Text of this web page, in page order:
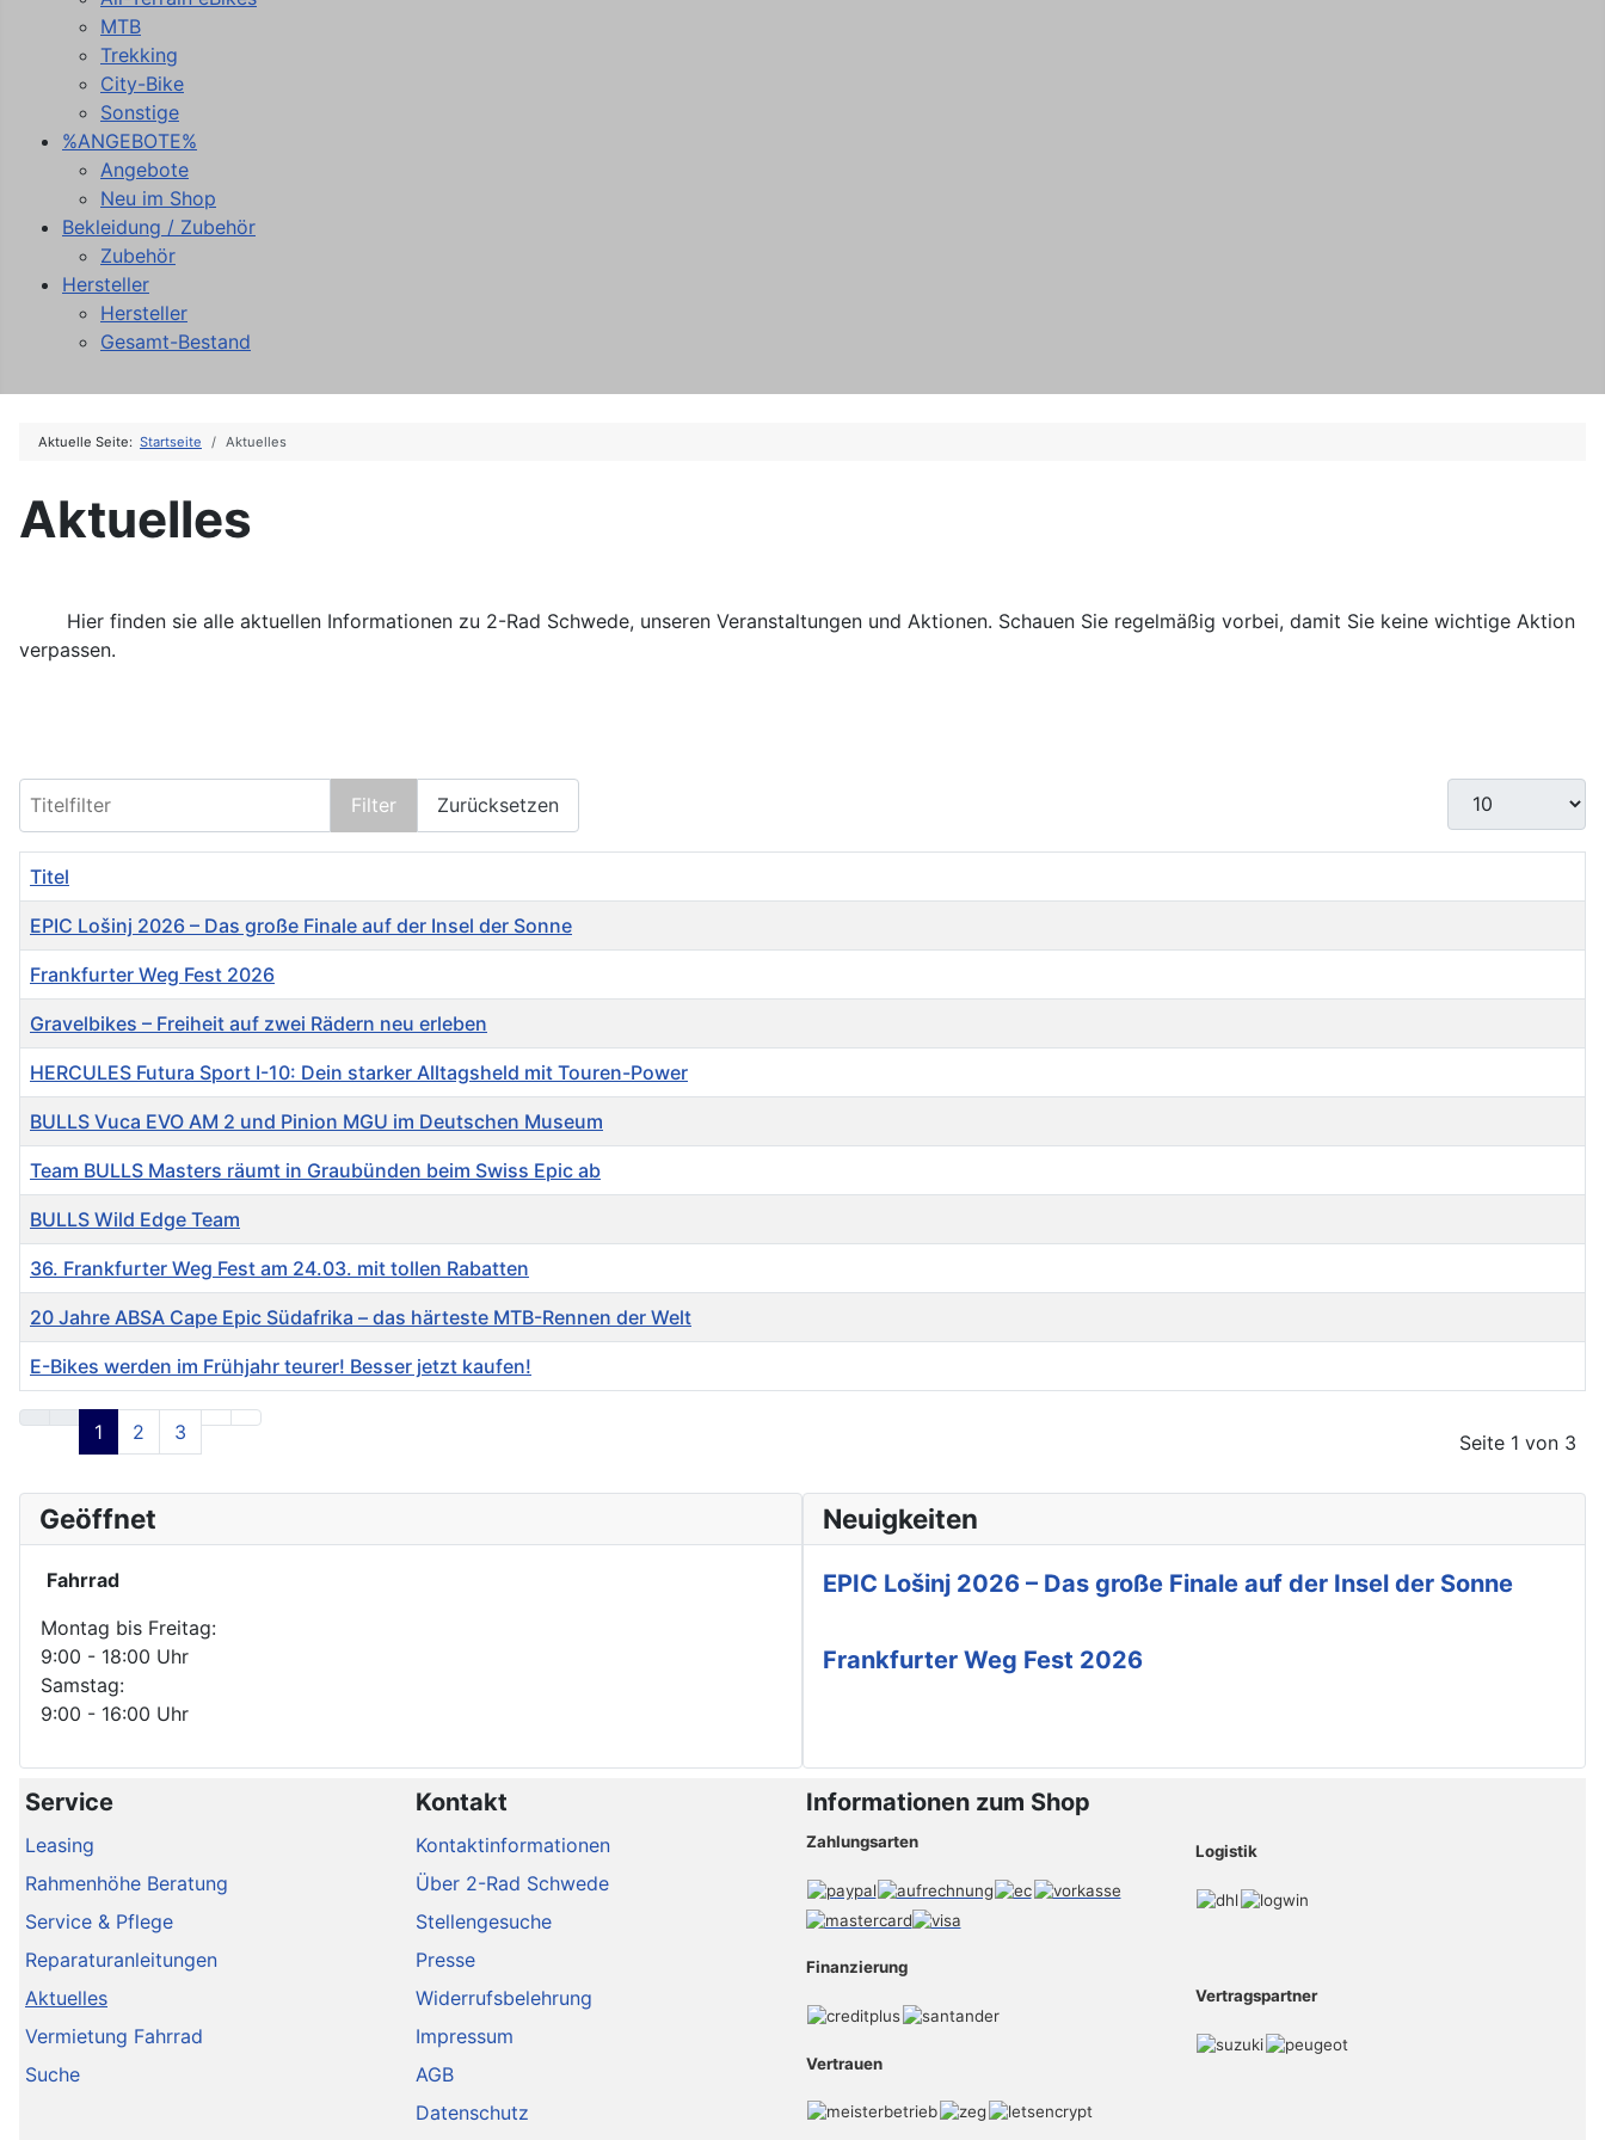
MTB
Trekking
City-Bike
Sonstige
%ANGEBOTE%
Angebote
Neu im Shop
Bekleidung / Zubehör
Zubehör
Hersteller
Hersteller
Gesamt-Bestand
Aktuelle Seite: Startseite Aktuelles
Aktuelles
Hier finden sie alle aktuellen Informationen zu 2-Rad Schwede, unseren Veranstaltungen und Aktionen. Schauen Sie regelmäßig vorbei, damit Sie keine wichtige Aktion
verpassen.
Filter Zurücksetzen
Anzeige #
Beiträge
Titel
EPIC Lošinj 2026 – Das große Finale auf der Insel der Sonne
Frankfurter Weg Fest 2026
Gravelbikes – Freiheit auf zwei Rädern neu erleben
HERCULES Futura Sport I-10: Dein starker Alltagsheld mit Touren-Power
BULLS Vuca EVO AM 2 und Pinion MGU im Deutschen Museum
Team BULLS Masters räumt in Graubünden beim Swiss Epic ab
BULLS Wild Edge Team
36. Frankfurter Weg Fest am 24.03. mit tollen Rabatten
20 Jahre ABSA Cape Epic Südafrika – das härteste MTB-Rennen der Welt
E-Bikes werden im Frühjahr teurer! Besser jetzt kaufen!
Seite 1 von 3
1 2 3
Geöffnet
Fahrrad
Montag bis Freitag:
9:00 - 18:00 Uhr
Samstag:
9:00 - 16:00 Uhr
Neuigkeiten
EPIC Lošinj 2026 – Das große Finale auf der Insel der Sonne
Frankfurter Weg Fest 2026
Service
Leasing
Rahmenhöhe Beratung
Service & Pflege
Reparaturanleitungen
Aktuelles
Vermietung Fahrrad
Suche
Kontakt
Kontaktinformationen
Über 2-Rad Schwede
Stellengesuche
Presse
Widerrufsbelehrung
Impressum
AGB
Datenschutz
Informationen zum Shop
Zahlungsarten
Finanzierung
Vertrauen
Logistik
Vertragspartner